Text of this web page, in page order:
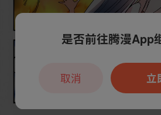
是否前往腾漫App
立
取消